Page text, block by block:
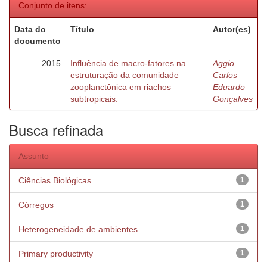
Conjunto de itens:
Data do
documento
Título Autor(es)
2015
Influência de macro-fatores na
estruturação da comunidade
zooplanctônica em riachos
subtropicais.
Aggio,
Carlos
Eduardo
Gonçalves
Busca refinada
Assunto
1
Ciências Biológicas
1
Córregos
1
Heterogeneidade de ambientes
1
Primary productivity